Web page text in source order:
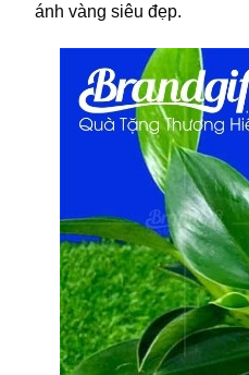
ánh vàng siêu đẹp.